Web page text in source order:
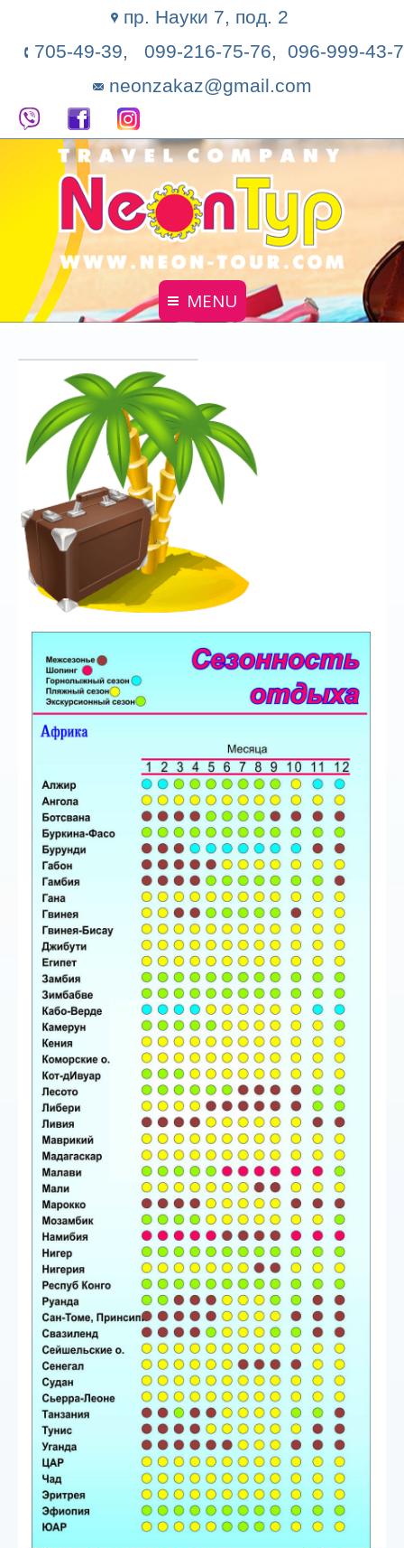
пр. Науки 7, под. 2
705-49-39, 099-216-75-76, 096-999-43-
neonzakaz@gmail.com
MENU
Поиск тура
Автобусные туры
ГОРЯЩИЕ ТУРЫ
туры дня
Отели
Контакты